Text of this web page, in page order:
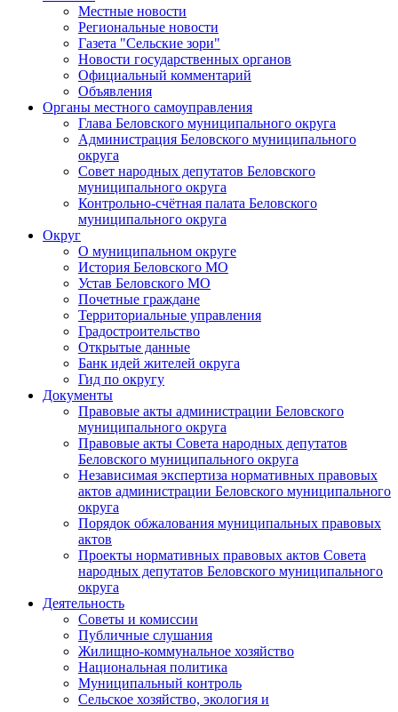
Местные новости
Региональные новости
Газета "Сельские зори"
Новости государственных органов
Официальный комментарий
Объявления
Органы местного самоуправления
Глава Беловского муниципального округа
Администрация Беловского муниципального
округа
Совет народных депутатов Беловского
муниципального округа
Контрольно-счётная палата Беловского
муниципального округа
Округ
О муниципальном округе
История Беловского МО
Устав Беловского МО
Почетные граждане
Территориальные управления
Градостроительство
Открытые данные
Банк идей жителей округа
Гид по округу
Документы
Правовые акты администрации Беловского
муниципального округа
Правовые акты Совета народных депутатов
Беловского муниципального округа
Независимая экспертиза нормативных правовых
актов администрации Беловского муниципального
округа
Порядок обжалования муниципальных правовых
актов
Проекты нормативных правовых актов Совета
народных депутатов Беловского муниципального
округа
Деятельность
Советы и комиссии
Публичные слушания
Жилищно-коммунальное хозяйство
Национальная политика
Муниципальный контроль
Сельское хозяйство, экология и